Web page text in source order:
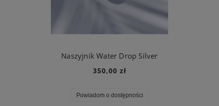
Naszyjnik Water Drop Silver
350,00 zł
Powiadom o dostępności